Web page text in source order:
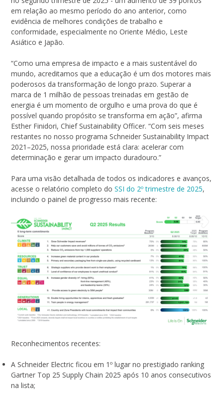
em relação ao mesmo período do ano anterior, como
evidência de melhores condições de trabalho e
conformidade, especialmente no Oriente Médio, Leste
Asiático e Japão.
“Como uma empresa de impacto e a mais sustentável do
mundo, acreditamos que a educação é um dos motores mais
poderosos da transformação de longo prazo. Superar a
marca de 1 milhão de pessoas treinadas em gestão de
energia é um momento de orgulho e uma prova do que é
possível quando propósito se transforma em ação”, afirma
Esther Finidori, Chief Sustainability Officer. “Com seis meses
restantes no nosso programa Schneider Sustainability Impact
2021–2025, nossa prioridade está clara: acelerar com
determinação e gerar um impacto duradouro.”
Para uma visão detalhada de todos os indicadores e avanços,
acesse o relatório completo doSSI do 2º trimestre de 2025,
incluindo o painel de progresso mais recente:
Reconhecimentos recentes:
A Schneider Electric ficou em 1º lugar no prestigiado ranking
Gartner Top 25 Supply Chain 2025 após 10 anos consecutivos
na lista;